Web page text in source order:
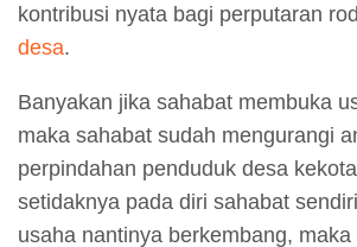
kontribusi nyata bagi perputaran
desa.
Banyakan jika sahabat membuka
maka sahabat sudah mengurangi
perpindahan penduduk desa
setidaknya pada diri sahabat
usaha nantinya berkembang,